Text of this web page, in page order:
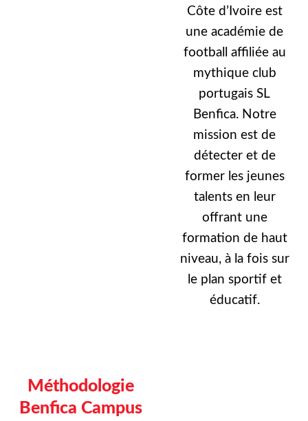
Côte d’Ivoire est
une académie de
football affiliée au
mythique club
portugais SL
Benfica. Notre
mission est de
détecter et de
former les jeunes
talents en leur
offrant une
formation de haut
niveau, à la fois sur
le plan sportif et
éducatif.
Méthodologie
Benfica Campus